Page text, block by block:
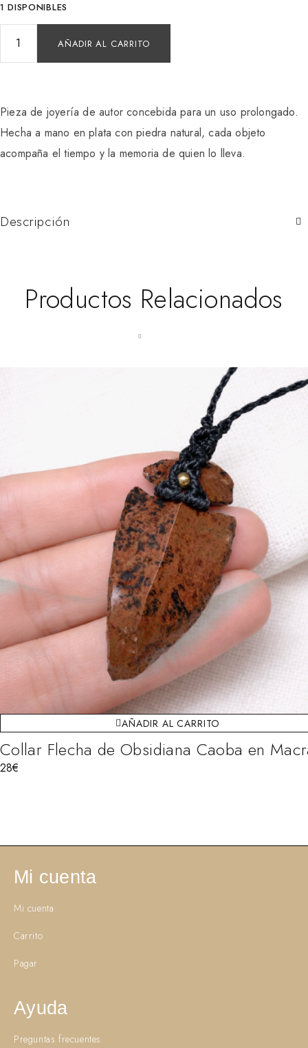
1 DISPONIBLES
AÑADIR AL CARRITO
Pieza de joyería de autor concebida para un uso prolongado.
Hecha a mano en plata con piedra natural, cada objeto
acompaña el tiempo y la memoria de quien lo lleva.
Descripción
Productos Relacionados
AÑADIR AL CARRITO
Collar Flecha de Obsidiana Caoba en
28€
Mi cuenta
Mi cuenta
Carrito
Pagar
Ayuda
Preguntas frecuentes